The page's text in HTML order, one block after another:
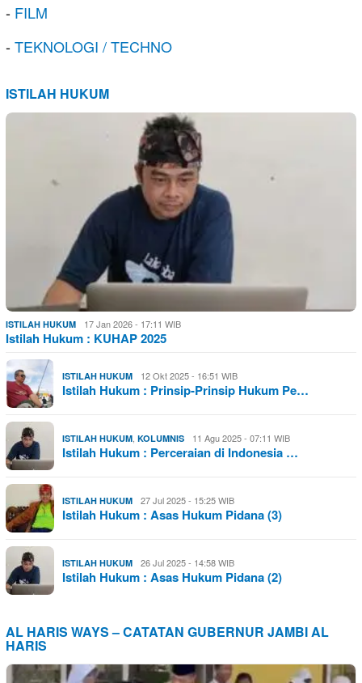
- FILM
-TEKNOLOGI / TECHNO
ISTILAH HUKUM
ISTILAH HUKUM 17 Jan 2026 - 17:11 WIB
Istilah Hukum : KUHAP 2025
ISTILAH HUKUM 12 Okt 2025 - 16:51 WIB
Istilah Hukum : Prinsip-Prinsip Hukum Pe…
ISTILAH HUKUM KOLUMNIS 11 Agu 2025 - 07:11 WIB
Istilah Hukum : Perceraian di Indonesia …
ISTILAH HUKUM 27 Jul 2025 - 15:25 WIB
Istilah Hukum : Asas Hukum Pidana (3)
ISTILAH HUKUM 26 Jul 2025 - 14:58 WIB
Istilah Hukum : Asas Hukum Pidana (2)
AL HARIS WAYS – CATATAN GUBERNUR JAMBI AL
HARIS